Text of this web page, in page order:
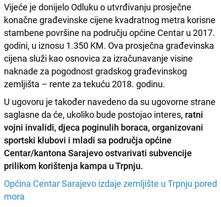
Vijeće je donijelo Odluku o utvrđivanju prosječne
konačne građevinske cijene kvadratnog metra korisne
stambene površine na području općine Centar u 2017.
godini, u iznosu 1.350 KM. Ova prosječna građevinska
cijena služi kao osnovica za izračunavanje visine
naknade za pogodnost gradskog građevinskog
zemljišta – rente za tekuću 2018. godinu.
U ugovoru je također navedeno da su ugovorne strane
saglasne da će, ukoliko bude postojao interes, ratni
vojni invalidi, djeca poginulih boraca, organizovani
sportski klubovi i mladi sa područja općine
Centar/kantona Sarajevo ostvarivati subvencije
prilikom korištenja kampa u Trpnju.
Općina Centar Sarajevo izdaje zemljište u Trpnju pored
mora